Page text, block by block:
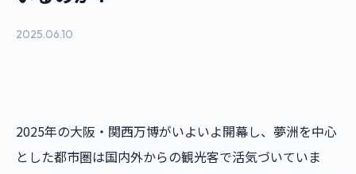
2025.06.10
2025年の大阪・関西万博がいよいよ開幕し、夢洲を中心
とした都市圏は国内外からの観光客で活気づいていま